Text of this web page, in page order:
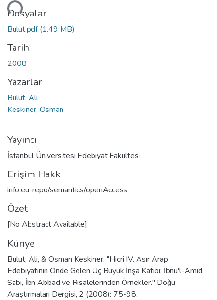
Dosyalar
Bulut.pdf(1.49 MB)
Tarih
2008
Yazarlar
Bulut, Ali
Keskiner, Osman
Yayıncı
İstanbul Üniversitesi Edebiyat Fakültesi
Erişim Hakkı
info:eu-repo/semantics/openAccess
Özet
[No Abstract Available]
Künye
Bulut, Ali, & Osman Keskiner. "Hicri IV. Asır Arap
Edebiyatının Önde Gelen Üç Büyük İnşa Katibi; İbnü'l-Amid,
Sabi, İbn Abbad ve Risalelerinden Örnekler." Doğu
Araştırmaları Dergisi, 2 (2008): 75-98.